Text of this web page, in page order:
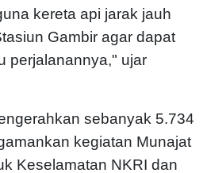
kereta api jarak jauh
Gambir agar dapat
perjalanannya," ujar
sebanyak 5.734
kegiatan Munajat
Keselamatan NKRI dan